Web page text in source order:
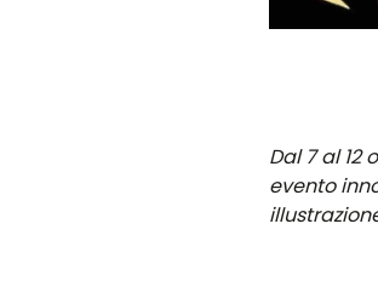
Dal 7 al 12
evento